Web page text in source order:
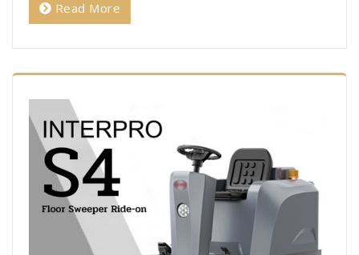
Read More